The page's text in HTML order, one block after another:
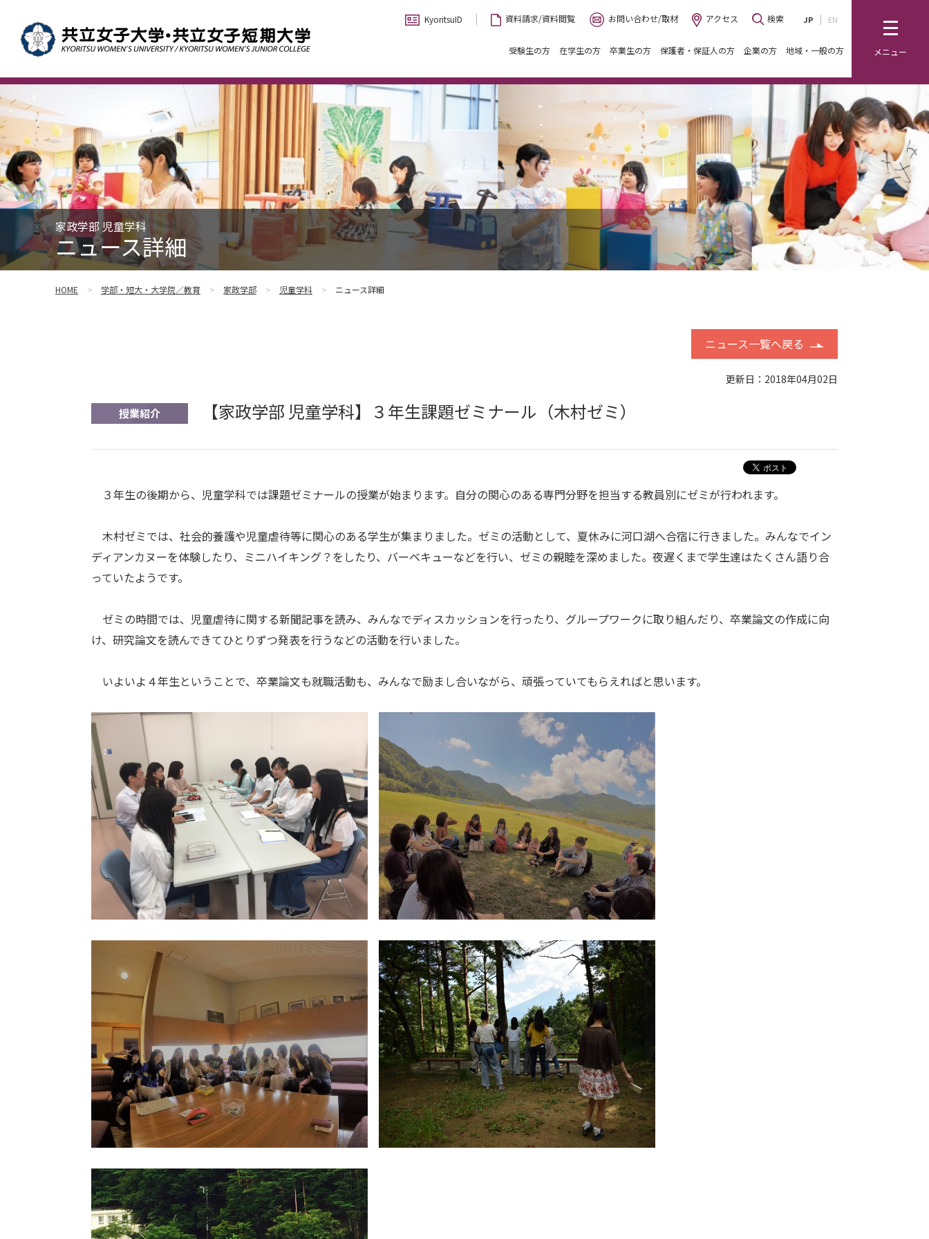
メニュー
検索 JP EN
KyoritsuID 資料請求/資料閲覧 お問い合わせ/取材 アクセス
受験生の方 在学生の方 卒業生の方 保護者・保証人の方 企業の方 地域・一般の方
家政学部 児童学科
ニュース詳細
HOME 学部・短大・大学院／教育 家政学部 児童学科 ニュース詳細
ニュース一覧へ戻る
更新日：2018年04月02日
授業紹介 【家政学部 児童学科】３年生課題ゼミナール（木村ゼミ）
３年生の後期から、児童学科では課題ゼミナールの授業が始まります。自分の関心のある専門分野を担当する教員別にゼミが行われます。
木村ゼミでは、社会的養護や児童虐待等に関心のある学生が集まりました。ゼミの活動として、夏休みに河口湖へ合宿に行きました。みんなでイン
ディアンカヌーを体験したり、ミニハイキング？をしたり、バーベキューなどを行い、ゼミの親睦を深めました。夜遅くまで学生達はたくさん語り合
っていたようです。
ゼミの時間では、児童虐待に関する新聞記事を読み、みんなでディスカッションを行ったり、グループワークに取り組んだり、卒業論文の作成に向
け、研究論文を読んできてひとりずつ発表を行うなどの活動を行いました。
いよいよ４年生ということで、卒業論文も就職活動も、みんなで励まし合いながら、頑張っていてもらえればと思います。